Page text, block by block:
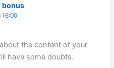
bonus
16:00
the content of your
have some doubts.